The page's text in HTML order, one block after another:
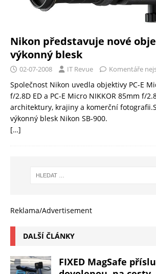
Nikon představuje nové
výkonný blesk
02-07-2008 IT Revue Komentáře
Společnost Nikon uvedla objektivy PC-E
f/2.8D ED a PC-E Micro NIKKOR 85mm f/
architektury, krajiny a komerční
výkonný blesk Nikon SB-900.
[…]
Reklama/Advertisement
DALŠÍ ČLÁNKY
FIXED MagSafe